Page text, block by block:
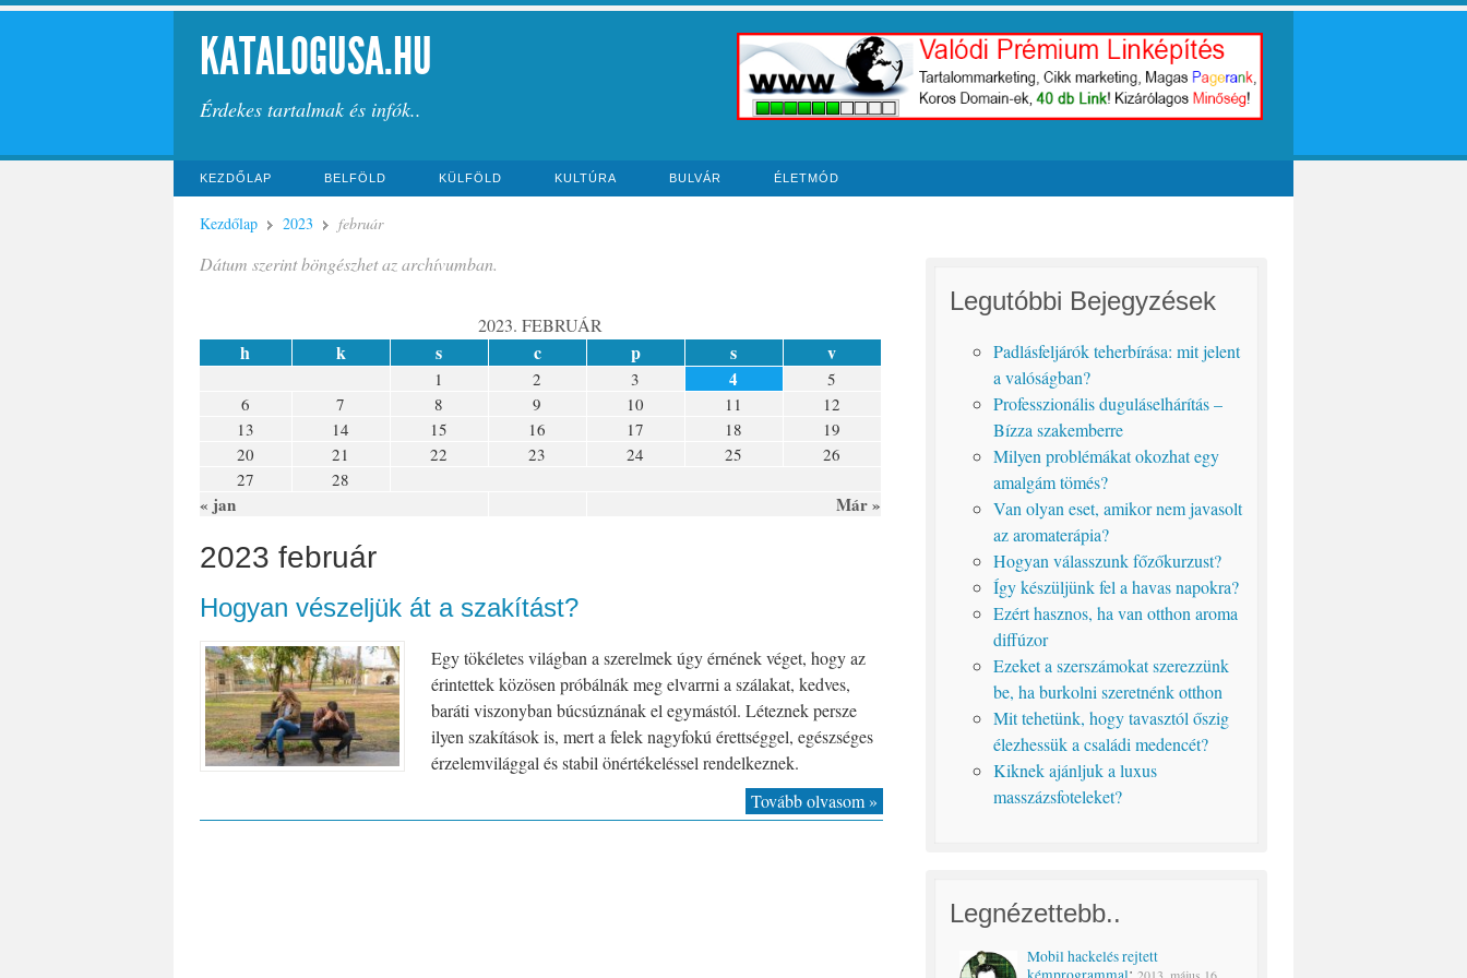
KATALOGUSA.HU
Érdekes tartalmak és infók..
KEZDŐLAP BELFÖLD KÜLFÖLD KULTÚRA BULVÁR ÉLETMÓD
Kezdőlap 2023 február
Dátum szerint böngészhet az archívumban.
2023. FEBRUÁR
h k s c p s v
« jan Már »
1 2 3 4
5
6
7 8 9 10 11
12
13
14 15 16 17 18
19
20
21 22 23 24 25
26
27
28
2023 február
Hogyan vészeljük át a szakítást?
Egy tökéletes világban a szerelmek úgy érnének véget, hogy az
érintettek közösen próbálnák meg elvarrni a szálakat, kedves,
baráti viszonyban búcsúznának el egymástól. Léteznek persze
ilyen szakítások is, mert a felek nagyfokú érettséggel, egészséges
érzelemvilággal és stabil önértékeléssel rendelkeznek.
Tovább olvasom »
Legutóbbi Bejegyzések
Padlásfeljárók teherbírása: mit jelent
a valóságban?
Professzionális duguláselhárítás –
Bízza szakemberre
Milyen problémákat okozhat egy
amalgám tömés?
Van olyan eset, amikor nem javasolt
az aromaterápia?
Hogyan válasszunk főzőkurzust?
Így készüljünk fel a havas napokra?
Ezért hasznos, ha van otthon aroma
diffúzor
Ezeket a szerszámokat szerezzünk
be, ha burkolni szeretnénk otthon
Mit tehetünk, hogy tavasztól őszig
élezhessük a családi medencét?
Kiknek ajánljuk a luxus
masszázsfoteleket?
Legnézettebb..
Mobil hackelés rejtett
:2013. május 16.